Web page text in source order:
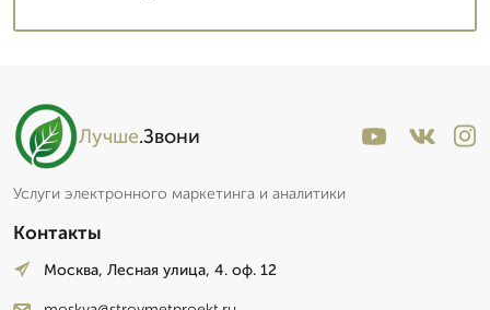
Лучше.Звони
Услуги электронного маркетинга и аналитики
Контакты
Москва, Лесная улица, 4. оф. 12